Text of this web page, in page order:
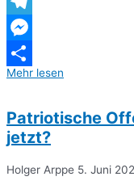
Telegram
Messenger
Teilen
Mehr lesen
Patriotische
jetzt?
Holger Arppe 5. Juni